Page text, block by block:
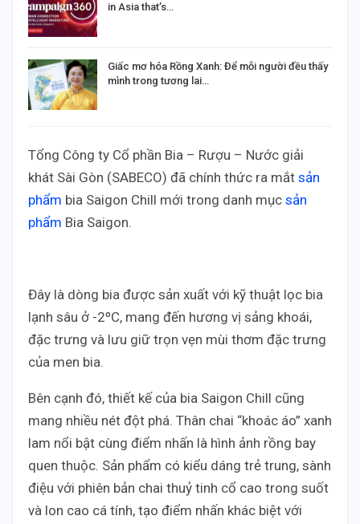
in Asia that’s…
Giấc mơ hóa Rồng Xanh: Để mỗi người đều thấy
mình trong tương lai…
Tổng Công ty Cổ phần Bia – Rượu – Nước giải
khát Sài Gòn (SABECO) đã chính thức ra mắt sản
phẩm bia Saigon Chill mới trong danh mục sản
phẩm Bia Saigon.
Đây là dòng bia được sản xuất với kỹ thuật lọc bia
lạnh sâu ở -2ºC, mang đến hương vị sảng khoái,
đặc trưng và lưu giữ trọn vẹn mùi thơm đặc trưng
của men bia.
Bên cạnh đó, thiết kế của bia Saigon Chill cũng
mang nhiều nét đột phá. Thân chai “khoác áo” xanh
lam nổi bật cùng điểm nhấn là hình ảnh rồng bay
quen thuộc. Sản phẩm có kiểu dáng trẻ trung, sành
điệu với phiên bản chai thuỷ tinh cổ cao trong suốt
và lon cao cá tính, tạo điểm nhấn khác biệt với